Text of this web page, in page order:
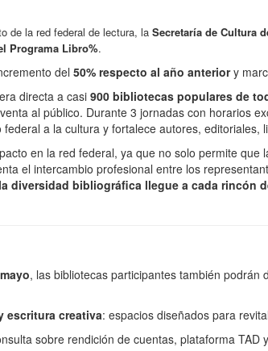
de la red federal de lectura, la Secretaría de Cultura
Programa Libro%.
del 50% respecto al año anteriory
directa a casi 900 bibliotecas populares de
al público. Durante 3 jornadas con horarios
a la cultura y fortalece autores, editoriales,
en la red federal, ya que no solo permite
el intercambio profesional entre los
diversidad bibliográfica llegue a cada rincón
, las bibliotecas participantes también
escritura creativa: espacios diseñados para
sobre rendición de cuentas, plataforma TAD